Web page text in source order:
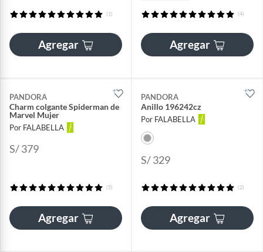
(1)
Agregar
(4)
Agregar
PANDORA
Charm colgante Spiderman de
Marvel Mujer
Por FALABELLA
S/ 379
(5)
Agregar
PANDORA
Anillo 196242cz
Por FALABELLA
S/ 329
(2)
Agregar